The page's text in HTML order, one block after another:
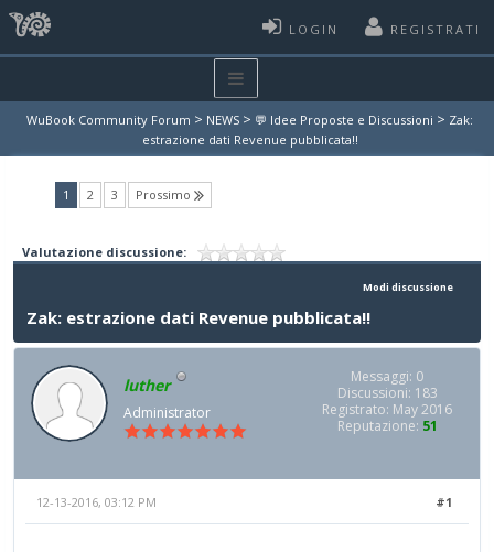
LOGIN REGISTRATI
WuBook Community Forum > NEWS > 💬 Idee Proposte e Discussioni > Zak:
estrazione dati Revenue pubblicata!!
1 (current)
2 3 Prossimo
Valutazione discussione:
Modi discussione
Zak: estrazione dati Revenue pubblicata!!
luther
Administrator
Messaggi: 0
Discussioni: 183
Registrato: May 2016
Reputazione: 51
#1
12-13-2016, 03:12 PM